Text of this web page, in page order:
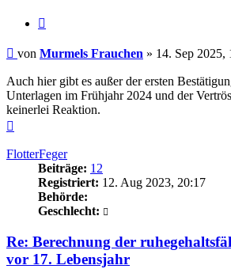
Beitrag
von Murmels Frauchen » 14. Sep 2025,
Auch hier gibt es außer der ersten
Unterlagen im Frühjahr 2024 und der
keinerlei Reaktion.
FlotterFeger
Beiträge: 12
Registriert: 12. Aug 2023, 20:17
Behörde:
Geschlecht:
Re: Berechnung der
vor 17. Lebensjahr